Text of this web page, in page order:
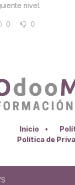
nivel.
0 0
Inicio •
Política de
©